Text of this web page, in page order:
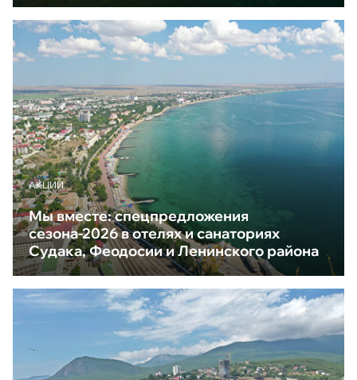
АКЦИИ
Мы вместе: спецпредложения
сезона-2026 в отелях и санаториях
Судака, Феодосии и Ленинского района